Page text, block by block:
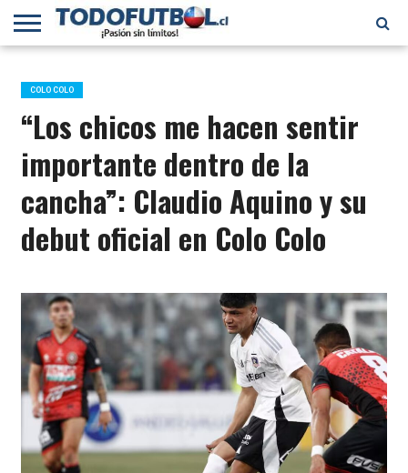
PRIMERA
B
SELECCIÓN
CHILENA
CHILENOS
EN EL
MUNDO
FÚTBOL
INTERNACIONAL
COLO COLO
“Los chicos me hacen sentir
importante dentro de la
cancha”: Claudio Aquino y su
debut oficial en Colo Colo